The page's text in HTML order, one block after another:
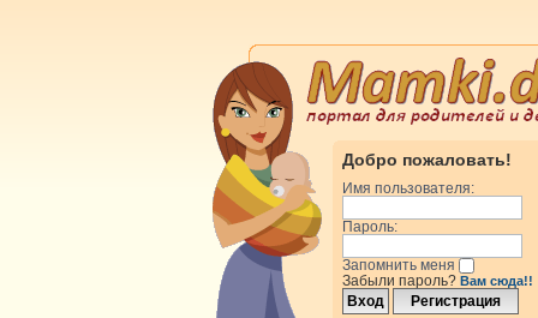
Добро пожаловать!
Имя пользователя:
Пароль:
Запомнить меня
Забыли пароль? Вам сюда!!